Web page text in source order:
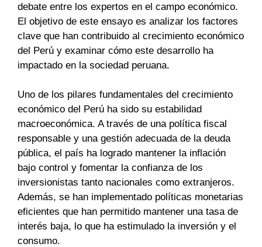
debate entre los expertos en el campo económico.
El objetivo de este ensayo es analizar los factores
clave que han contribuido al crecimiento económico
del Perú y examinar cómo este desarrollo ha
impactado en la sociedad peruana.
Uno de los pilares fundamentales del crecimiento
económico del Perú ha sido su estabilidad
macroeconómica. A través de una política fiscal
responsable y una gestión adecuada de la deuda
pública, el país ha logrado mantener la inflación
bajo control y fomentar la confianza de los
inversionistas tanto nacionales como extranjeros.
Además, se han implementado políticas monetarias
eficientes que han permitido mantener una tasa de
interés baja, lo que ha estimulado la inversión y el
consumo.